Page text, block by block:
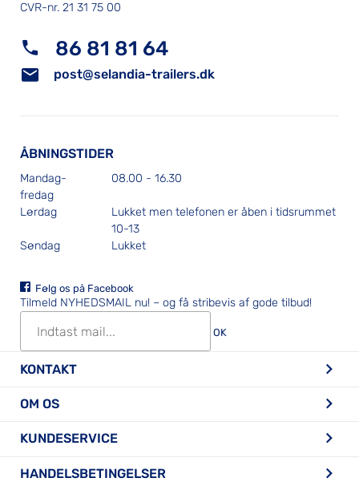
CVR-nr. 21 31 75 00
86 81 81 64
post@selandia-trailers.dk
ÅBNINGSTIDER
Mandag-
fredag
08.00 - 16.30
Lørdag
Lukket men telefonen er åben i tidsrummet
10-13
Søndag
Lukket
Følg os på Facebook
Tilmeld NYHEDSMAIL nu! – og få stribevis af gode tilbud!
OK
KONTAKT
OM OS
KUNDESERVICE
HANDELSBETINGELSER